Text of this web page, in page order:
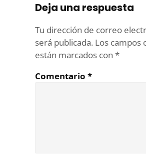
Deja una respuesta
Tu dirección de correo
será publicada. Los campos
están marcados con *
Comentario *